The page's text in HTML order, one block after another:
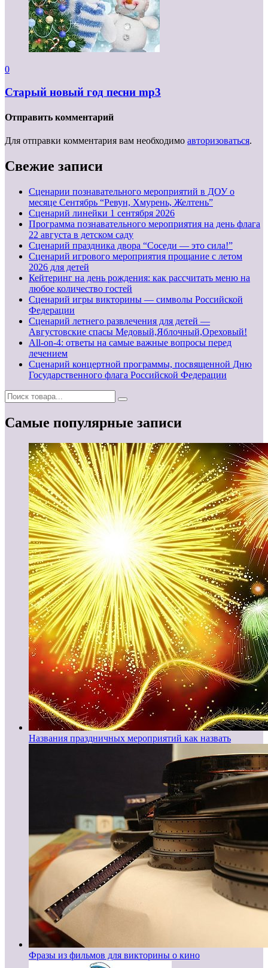
0
Старый новый год песни mp3
Отправить комментарий
Для отправки комментария вам необходимо авторизоваться.
Свежие записи
Сценарии познавательного мероприятий в ДОУ о
месяце Сентябрь “Ревун, Хмурень, Желтень”
Cценарий линейки 1 сентября 2026
Программа познавательного мероприятия на день флага
22 августа в детском саду
Сценарий праздника двора “Соседи — это сила!”
Сценарий игрового мероприятия прощание с летом
2026 для детей
Кейтеринг на день рождения: как рассчитать меню на
любое количество гостей
Сценарий игры викторины — символы Российской
Федерации
Сценарий летнего развлечения для детей —
Августовские спасы Медовый,Яблочный,Ореховый!
All-on-4: ответы на самые важные вопросы перед
лечением
Сценарий концертной программы, посвященной Дню
Государственного флага Российской Федерации
Самые популярные записи
Названия праздничных мероприятий как назвать
Фразы из фильмов для викторины о кино